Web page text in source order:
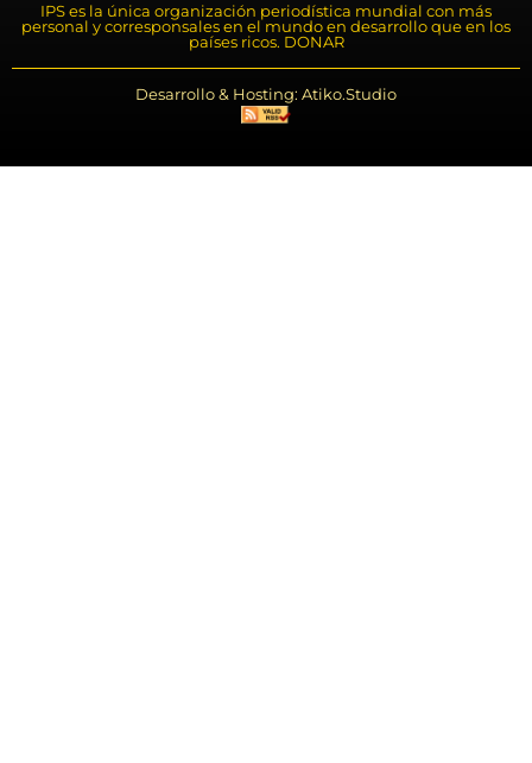
IPS es la única organización periodística mundial con más
personal y corresponsales en el mundo en desarrollo que en los
países ricos. DONAR
Desarrollo & Hosting: Atiko.Studio